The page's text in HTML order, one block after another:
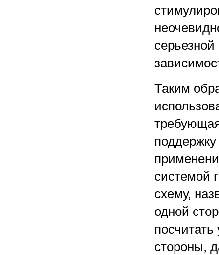
Таким
поддержку
системой
схему,
одной
стороны,